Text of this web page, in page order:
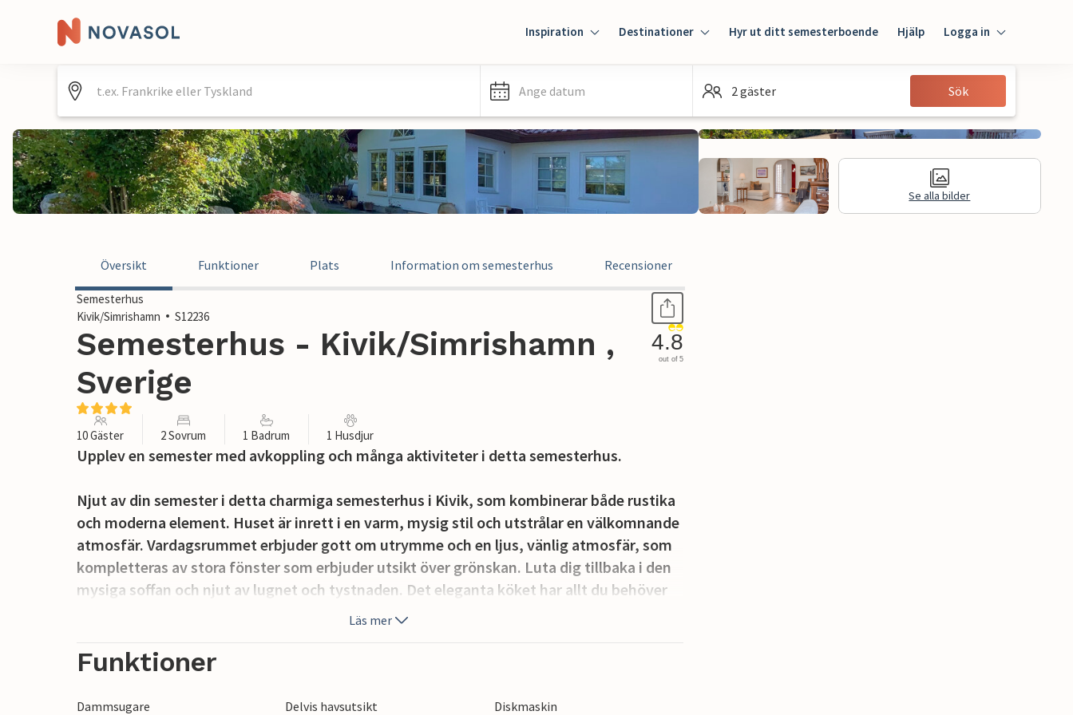
Inspiration Destinationer Hyr ut ditt semesterboende Hjälp Logga in
Gäst
Ange datum 2 gäster Sök
Se alla bilder
Översikt Funktioner Plats Information om semesterhus Recensioner
Semesterhus
Kivik/Simrishamn
S12236
Semesterhus - Kivik/Simrishamn ,
Sverige
4.8
out of 5
10 Gäster 2 Sovrum 1 Badrum 1 Husdjur
Upplev en semester med avkoppling och många aktiviteter i detta semesterhus.
Njut av din semester i detta charmiga semesterhus i Kivik, som kombinerar både rustika
och moderna element. Huset är inrett i en varm, mysig stil och utstrålar en välkomnande
atmosfär. Vardagsrummet erbjuder gott om utrymme och en ljus, vänlig atmosfär, som
kompletteras av stora fönster som erbjuder utsikt över grönskan. Luta dig tillbaka i den
mysiga soffan och njut av lugnet och tystnaden. Det eleganta köket har allt du behöver
för att laga läckra måltider. Ta dig tid att njuta av en måltid tillsammans i den
avslappnad frukost eller middag i det fria. Solstolarna i trädgården är idealiska för att
Läs mer
Funktioner
Dammsugare Delvis havsutsikt
Diskmaskin